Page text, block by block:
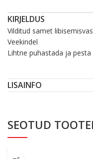
KIRJELDUS
Vilditud samet
Veekindel
Lihtne puhastada ja pesta
LISAINFO
SEOTUD